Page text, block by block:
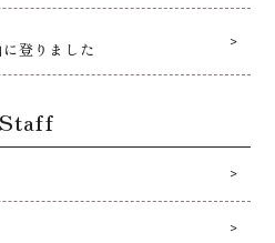
登りました
Staff